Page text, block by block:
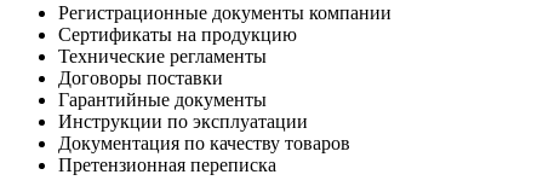
Регистрационные документы компании
Сертификаты на продукцию
Технические регламенты
Договоры поставки
Гарантийные документы
Инструкции по эксплуатации
Документация по качеству товаров
Претензионная переписка